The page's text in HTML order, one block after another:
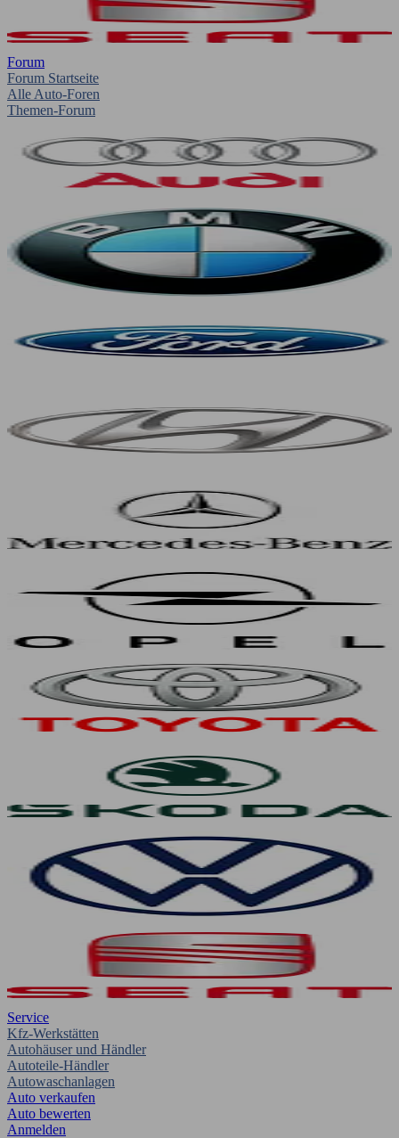
Forum
Forum Startseite
Alle Auto-Foren
Themen-Forum
Service
Kfz-Werkstätten
Autohäuser und Händler
Autoteile-Händler
Autowaschanlagen
Auto verkaufen
Auto bewerten
Anmelden